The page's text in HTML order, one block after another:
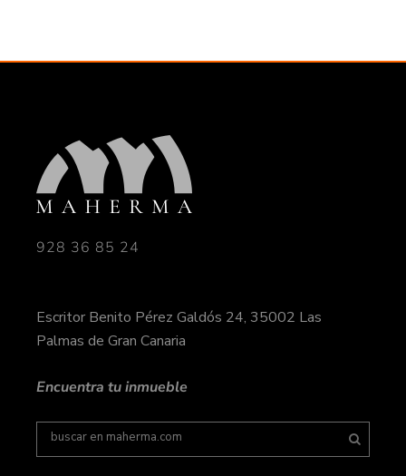
928 36 85 24
Escritor Benito Pérez Galdós 24, 35002 Las
Palmas de Gran Canaria
Encuentra tu inmueble